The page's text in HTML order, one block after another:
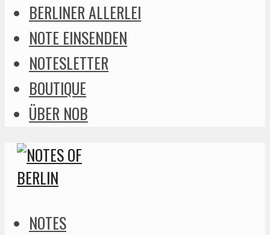
BERLINER ALLERLEI
NOTE EINSENDEN
NOTESLETTER
BOUTIQUE
ÜBER NOB
NOTES